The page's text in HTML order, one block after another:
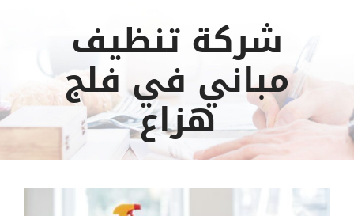
شركة تنظيف
مباني في فلج
هزاع